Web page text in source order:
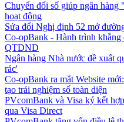
Chuyển đổi số giúp ngân hàng
hoạt động
Sửa đổi Nghị định 52 mở
Co-opBank - Hành trình khẳng
QTDND
Ngân hàng Nhà nước đề xuất
rác'
Co-opBank ra mắt Website
tạo trải nghiệm số toàn diện
PVcomBank và Visa ký kết
qua Visa Direct